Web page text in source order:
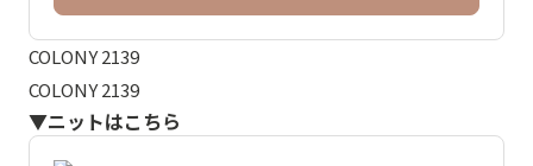
COLONY 2139
COLONY 2139
▼ニットはこちら